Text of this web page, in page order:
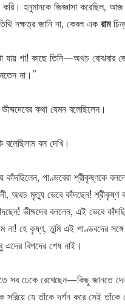
হনুমানকে জিজ্ঞাসা করেছিল, আজ
নক্ষত্র জানি না, কেবল একরাম
যায় গা! কাছে তিনি—অথচ বোঝবার
না।”
কথা যেমন বলেছিলেন।
বল দেখি।
কাঁদছিলেন, পাণ্ডবেরা শ্রীকৃষ্ণকে
অথচ মৃত্যু ভেবে কাঁদছেন! শ্রীকৃষ্ণ
ভীষ্মদেব বললেন, এই ভেবে
না! হে কৃষ্ণ, তুমি এই পাণ্ডবদের
বিপদের শেষ নাই।
সব ঢেকে রেখেছেন—কিছু জানতে
সরিয়ে যে তাঁকে দর্শন করে সেই তাঁকে